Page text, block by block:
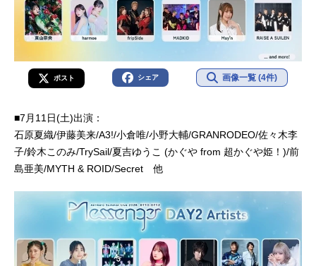
ポスト シェア 画像一覧 (4件)
■7月11日(土)出演：
石原夏織/伊藤美来/A3!/小倉唯/小野大輔/GRANRODEO/佐々木李
子/鈴木このみ/TrySail/夏吉ゆうこ (かぐや from 超かぐや姫！)/前
島亜美/MYTH & ROID/Secret 他